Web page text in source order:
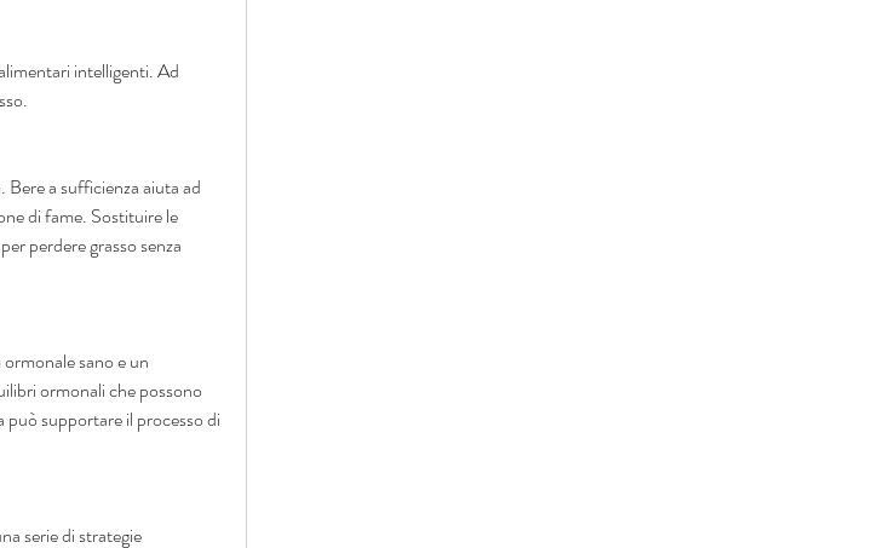
intelligenti. Ad
Bere a sufficienza aiuta ad
di fame. Sostituire le
perdere grasso senza
sano e un
ormonali che possono
può supportare il processo di
serie di strategie